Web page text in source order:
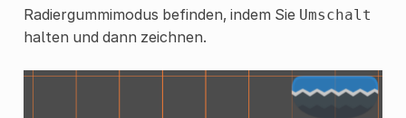
Radiergummimodus befinden, indem Sie Umschalt
halten und dann zeichnen.